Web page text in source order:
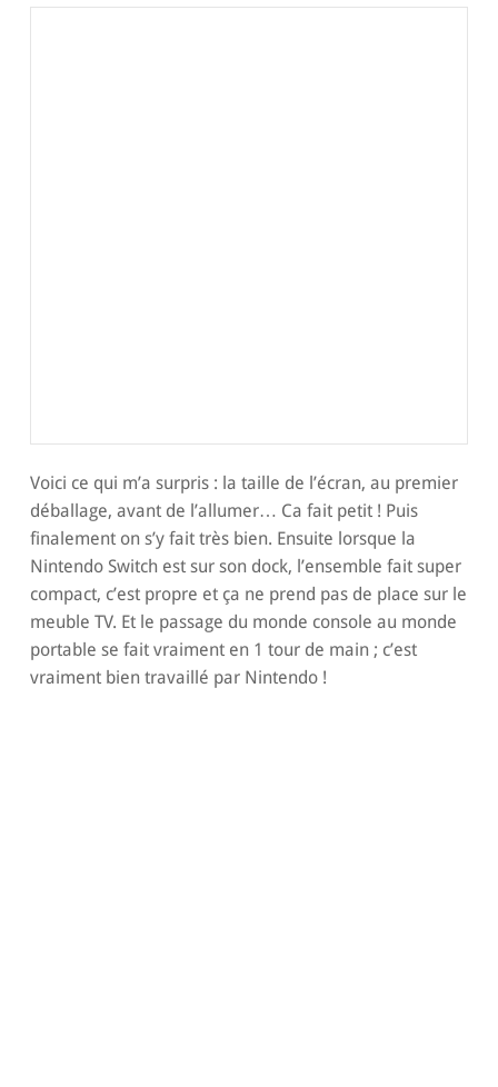
Voici ce qui m’a surpris : la taille de l’écran, au premier
déballage, avant de l’allumer… Ca fait petit ! Puis
finalement on s’y fait très bien. Ensuite lorsque la
Nintendo Switch est sur son dock, l’ensemble fait super
compact, c’est propre et ça ne prend pas de place sur le
meuble TV. Et le passage du monde console au monde
portable se fait vraiment en 1 tour de main ; c’est
vraiment bien travaillé par Nintendo !